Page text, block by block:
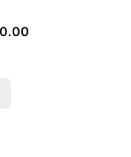
0.00